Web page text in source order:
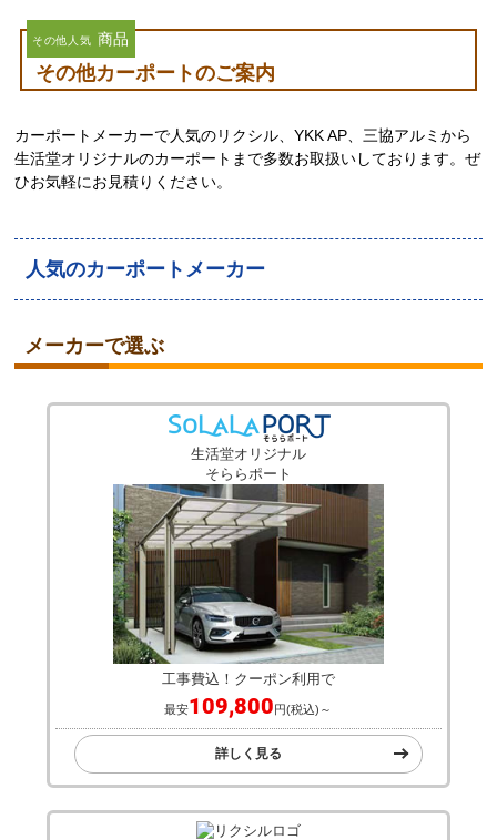
その他人気 商品
その他カーポートのご案内
カーポートメーカーで人気のリクシル、YKK AP、三協アルミから
生活堂オリジナルのカーポートまで多数お取扱いしております。ぜ
ひお気軽にお見積りください。
人気のカーポートメーカー
メーカーで選ぶ
生活堂オリジナル
そららポート
工事費込！クーポン利用で
最安109,800 円(税込)～
詳しく見る